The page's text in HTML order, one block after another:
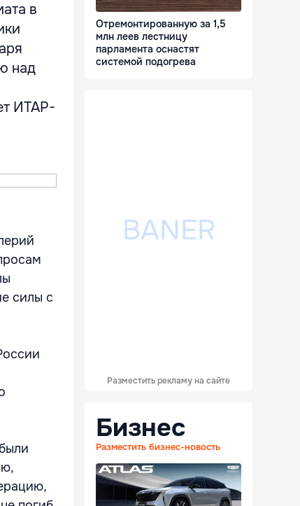
в
над
ИТАР-
силы с
Отремонтированную за 1,5
млн леев лестницу
парламента оснастят
системой подогрева
Разместить рекламу на сайте
Бизнес
Разместить бизнес-новость